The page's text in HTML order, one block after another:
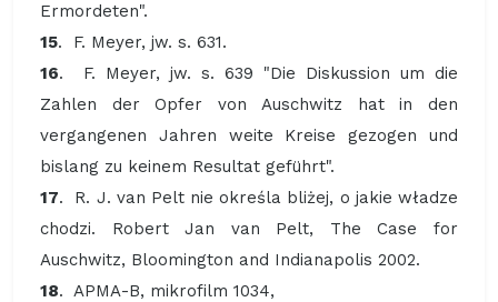
Ermordeten".
15. F. Meyer, jw. s. 631.
16. F. Meyer, jw. s. 639 "Die Diskussion um die
Zahlen der Opfer von Auschwitz hat in den
vergangenen Jahren weite Kreise gezogen und
bislang zu keinem Resultat geführt".
17. R. J. van Pelt nie określa bliżej, o jakie władze
chodzi. Robert Jan van Pelt, The Case for
Auschwitz, Bloomington and Indianapolis 2002.
18. APMA-B, mikrofilm 1034,